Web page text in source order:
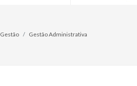
Gestão Gestão Administrativa